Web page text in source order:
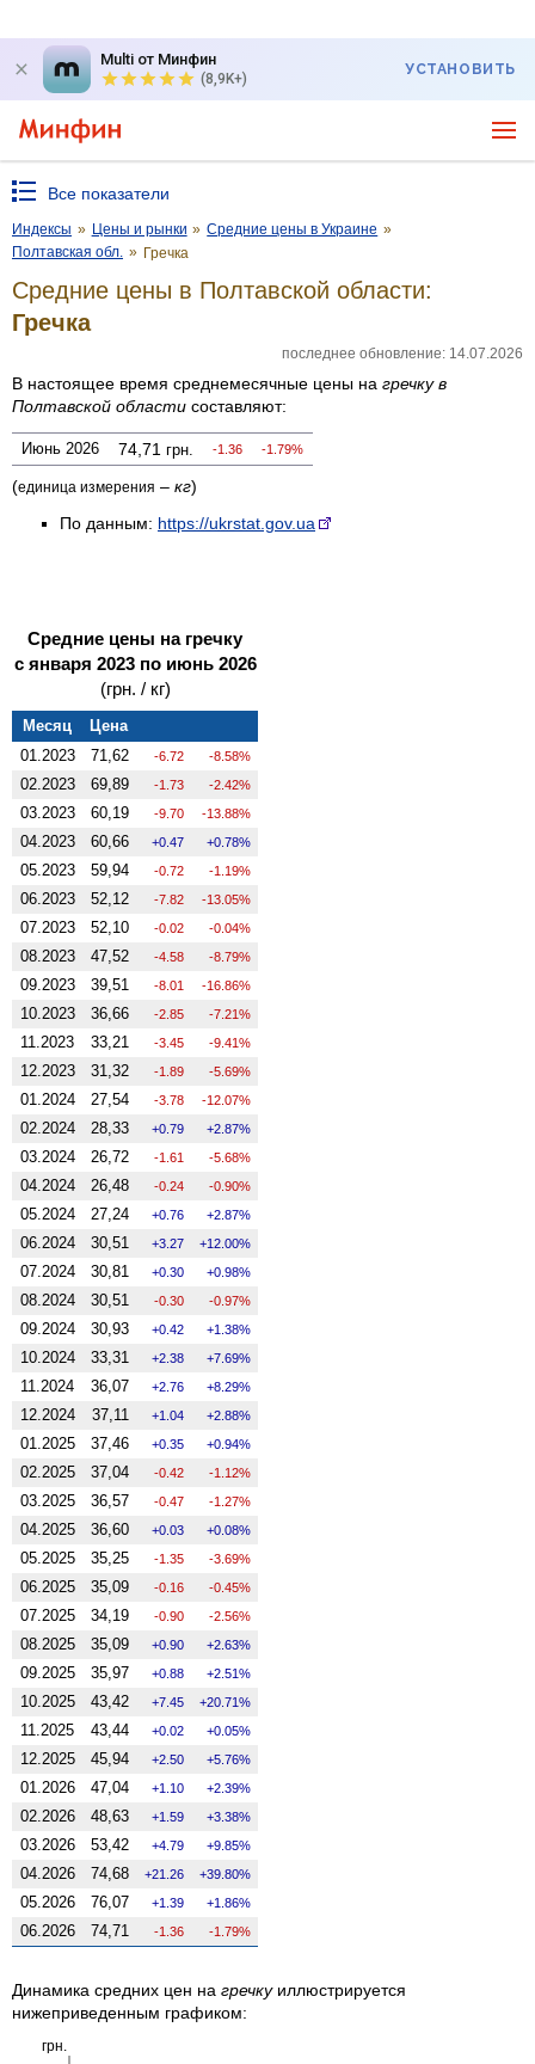
Multi от Минфин
(8,9K+)
УСТАНОВИТЬ
Все показатели
Индексы » Цены и рынки » Средние цены в Украине »
Полтавская обл. » Гречка
Средние цены в Полтавской области:
Гречка
последнее обновление: 14.07.2026
В настоящее время среднемесячные цены на гречку в
Полтавской области составляют:
Июнь 2026 74,71 грн. -1.36 -1.79%
(единица измерения – кг)
По данным: https://ukrstat.gov.ua
Средние цены на гречку
с января 2023 по июнь 2026
(грн. / кг)
Месяц
Цена
01.2023
71,62 -6.72 -8.58%
02.2023 69,89 -1.73 -2.42%
03.2023 60,19 -9.70 -13.88%
04.2023 60,66 0.47 0.78%
05.2023 59,94 -0.72 -1.19%
06.2023 52,12 -7.82 -13.05%
07.2023 52,10 -0.02 -0.04%
08.2023 47,52 -4.58 -8.79%
09.2023 39,51 -8.01 -16.86%
10.2023 36,66 -2.85 -7.21%
11.2023 33,21 -3.45 -9.41%
12.2023 31,32 -1.89 -5.69%
01.2024 27,54 -3.78 -12.07%
02.2024 28,33 0.79 2.87%
03.2024 26,72 -1.61 -5.68%
04.2024 26,48 -0.24 -0.90%
05.2024 27,24 0.76 2.87%
06.2024 30,51 3.27 12.00%
07.2024 30,81 0.30 0.98%
08.2024 30,51 -0.30 -0.97%
09.2024 30,93 0.42 1.38%
10.2024 33,31 2.38 7.69%
11.2024 36,07 2.76 8.29%
12.2024 37,11 1.04 2.88%
01.2025 37,46 0.35 0.94%
02.2025 37,04 -0.42 -1.12%
03.2025 36,57 -0.47 -1.27%
04.2025 36,60 0.03 0.08%
05.2025 35,25 -1.35 -3.69%
06.2025 35,09 -0.16 -0.45%
07.2025 34,19 -0.90 -2.56%
08.2025 35,09 0.90 2.63%
09.2025 35,97 0.88 2.51%
10.2025 43,42 7.45 20.71%
11.2025 43,44 0.02 0.05%
12.2025 45,94 2.50 5.76%
01.2026 47,04 1.10 2.39%
02.2026 48,63 1.59 3.38%
03.2026 53,42 4.79 9.85%
04.2026 74,68 21.26 39.80%
05.2026 76,07 1.39 1.86%
06.2026 74,71 -1.36 -1.79%
Динамика средних цен на гречкуиллюстрируется
нижеприведенным графиком:
грн.